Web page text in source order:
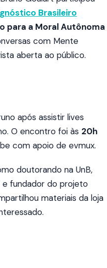
Brasileiro
para a Moral Autônoma
com Mente
aberta ao público.
após assistir lives
O encontro foi às 20h
com apoio de evmux.
doutorando na UnB,
fundador do projeto
materiais da loja